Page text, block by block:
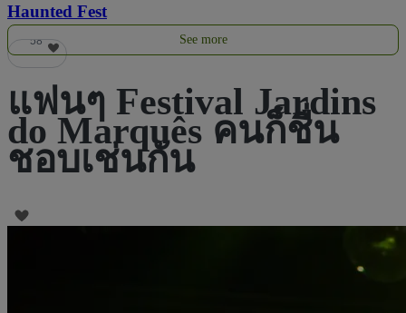
Haunted Fest
58 See more
แฟนๆ Festival Jardins
do Marquês คนก็ชื่น
ชอบเช่นกัน